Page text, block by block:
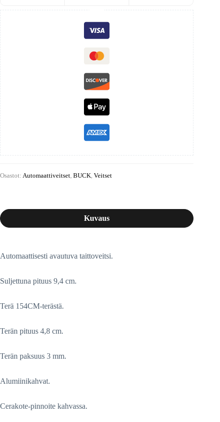
Osastot: Automaattiveitset BUCK Veitset
Kuvaus
Automaattisesti avautuva taittoveitsi.
Suljettuna pituus 9,4 cm.
Terä 154CM-terästä.
Terän pituus 4,8 cm.
Terän paksuus 3 mm.
Alumiinikahvat.
Cerakote-pinnoite kahvassa.